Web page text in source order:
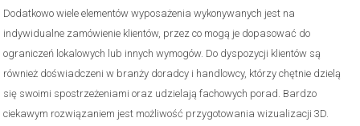
Dodatkowo wiele elementów wyposażenia wykonywanych jest na
indywidualne zamówienie klientów, przez co mogą je dopasować do
ograniczeń lokalowych lub innych wymogów. Do dyspozycji klientów są
również doświadczeni w branży doradcy i handlowcy, którzy chętnie dzielą
się swoimi spostrzeżeniami oraz udzielają fachowych porad. Bardzo
ciekawym rozwiązaniem jest możliwość przygotowania wizualizacji 3D.